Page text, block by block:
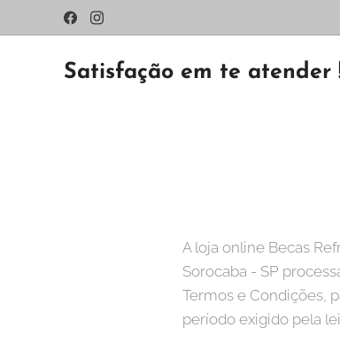
Satisfação em te atender
A loja online Becas
Sorocaba - SP
Termos e Condições,
período exigido pela